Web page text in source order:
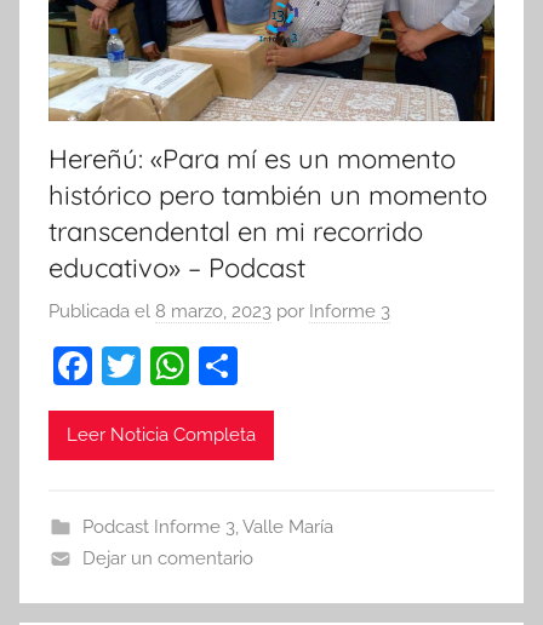
Hereñú: «Para mí es un momento
histórico pero también un momento
transcendental en mi recorrido
educativo» – Podcast
Publicada el 8 marzo, 2023 por Informe 3
F
a
c
b
o
o
T
w
itt
W
h
at
A
p
p
o
m
ar
tir
Leer Noticia Completa
Podcast Informe 3, Valle María
Dejar un comentario